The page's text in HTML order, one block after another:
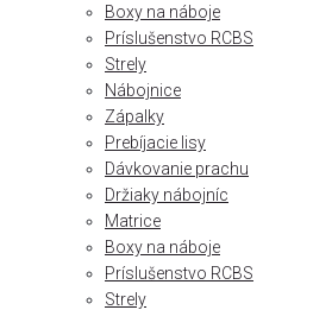
Boxy na náboje
Príslušenstvo RCBS
Strely
Nábojnice
Zápalky
Prebíjacie lisy
Dávkovanie prachu
Držiaky nábojníc
Matrice
Boxy na náboje
Príslušenstvo RCBS
Strely